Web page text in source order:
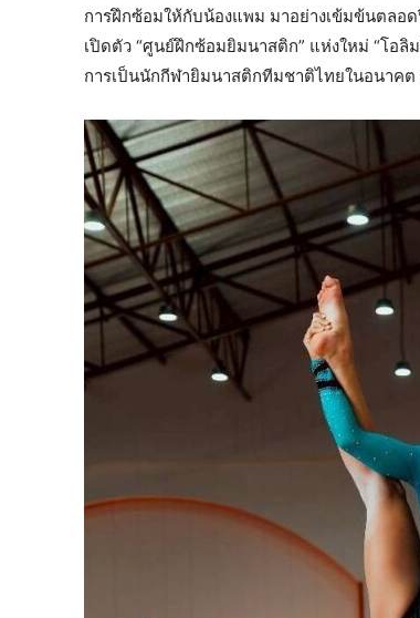
การฝึกซ้อมให้กับน้องแพม มาอย่างเข้มข้นตลอ
เปิดตัว “ศูนย์ฝึกซ้อมยิมนาสติก” แห่งใหม่ “โอ
การเป็นนักกีฬายิมนาสติกทีมชาติไทยในอนาค